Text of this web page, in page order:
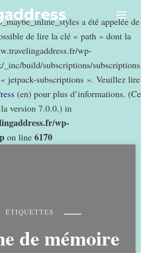
a été appelée de
de lire la clé « path » dont la
wp-
_inc/build/subscriptions/
jetpack-subscriptions ». Veuillez lire
(en) pour plus d’informations. (Ce
la version 7.0.0.) in
wp-
on line 6170
ÉTIQUETTES
de mémoire